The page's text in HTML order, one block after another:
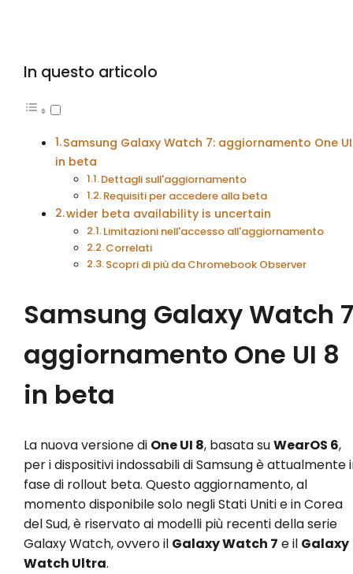
In questo articolo
Samsung Galaxy Watch 7: aggiornamento One
in beta
Dettagli sull'aggiornamento
Requisiti per accedere alla beta
wider beta availability is uncertain
Limitazioni nell'accesso all'aggiornamento
Correlati
Scopri di più da Chromebook Observer
Samsung Galaxy Watch
aggiornamento One UI 8
in beta
La nuova versione di One UI 8, basata suWearOS 6,
per i dispositivi indossabili di Samsung è attualmente
fase di rollout beta. Questo aggiornamento, al
momento disponibile solo negli Stati Uniti e in Corea
del Sud, è riservato ai modelli più recenti della serie
Galaxy Watch, ovvero il Galaxy Watch 7 e il Galaxy
Watch Ultra.